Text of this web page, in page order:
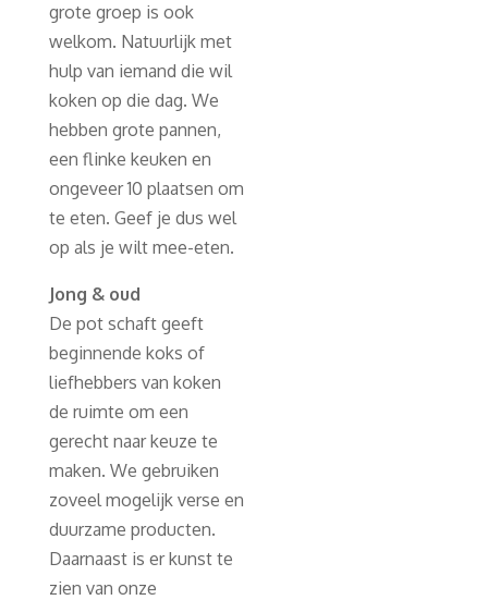
grote groep is ook
welkom. Natuurlijk met
hulp van iemand die wil
koken op die dag. We
hebben grote pannen,
een flinke keuken en
ongeveer 10 plaatsen om
te eten. Geef je dus wel
op als je wilt mee-eten.
Jong & oud
De pot schaft geeft
beginnende koks of
liefhebbers van koken
de ruimte om een
gerecht naar keuze te
maken. We gebruiken
zoveel mogelijk verse en
duurzame producten.
Daarnaast is er kunst te
zien van onze